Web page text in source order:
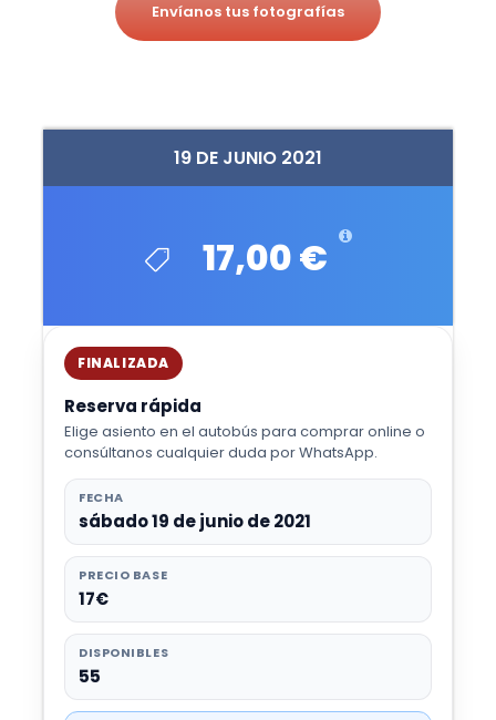
19 DE JUNIO 2021
17,00 €
FINALIZADA
Reserva rápida
Elige asiento en el autobús para comprar online o
consúltanos cualquier duda por WhatsApp.
FECHA
sábado 19 de junio de 2021
PRECIO BASE
17€
DISPONIBLES
55
Envíanos tus fotografías